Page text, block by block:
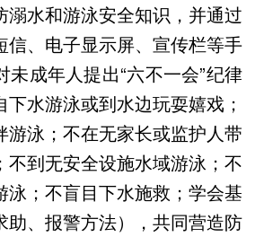
溺水和游泳安全知识，并通过
信、电子显示屏、宣传栏等手
未成年人提出“六不一会”纪律
水游泳或到水边玩耍嬉戏；
游泳；不在无家长或监护人带
不到无安全设施水域游泳；不
泳；不盲目下水施救；学会基
助、报警方法），共同营造防